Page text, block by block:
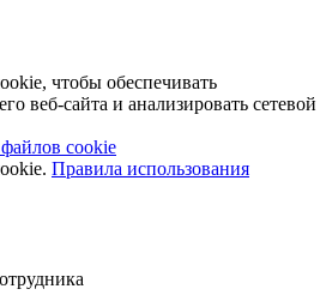
чтобы обеспечивать
веб-сайта и анализировать сетевой
cookie
Правила использования